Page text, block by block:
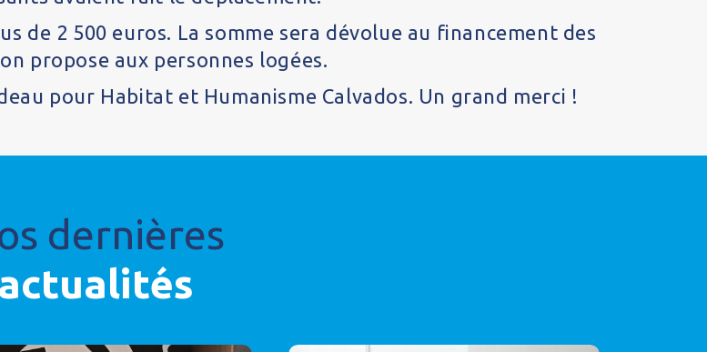
de 2 500 euros. La somme sera dévolue au financement des
propose aux personnes logées.
pour Habitat et Humanisme Calvados. Un grand merci !
dernières
actualités